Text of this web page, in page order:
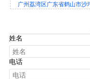
广州荔湾区广东省鹤山市沙
姓名
电话